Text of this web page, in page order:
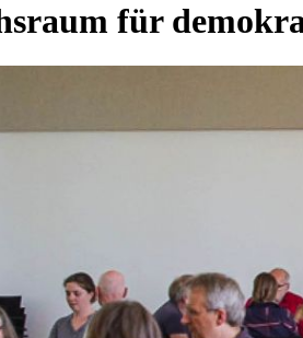
für